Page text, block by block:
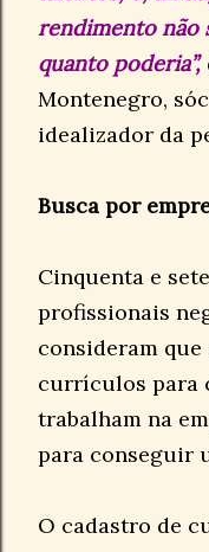
rendimento não
quanto poderia”,
Montenegro,
idealizador da
Busca por
Cinquenta e
profissionais
consideram
currículos para
trabalham na
para conseguir
O cadastro de